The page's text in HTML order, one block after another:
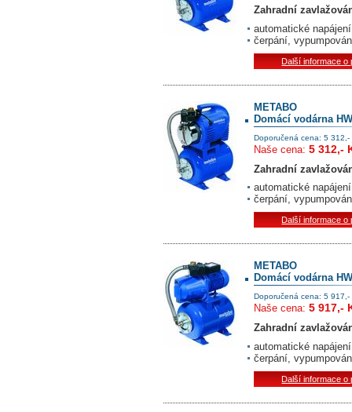
Zahradní
automatické
čerpání,
Další informace o
METABO
Domácí vodárna
Doporučená cena: 5 312,-
Naše cena: 5 312,-
Zahradní
automatické
čerpání,
Další informace o
METABO
Domácí vodárna
Doporučená cena: 5 917,-
Naše cena: 5 917,-
Zahradní
automatické
čerpání,
Další informace o